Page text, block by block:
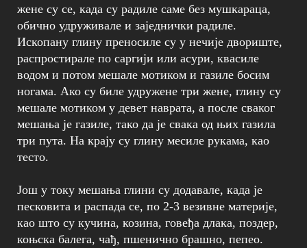
жене су се, када су радиле саме без мушкараца,
обично удруживале и заједнички радиле.
Ископану глину преносиле су у нечије двориште,
распростирале по саргији или асури, квасиле
водом и потом мешале мотиком и газиле босим
ногама. Ако су биле удружене три жене, глину су
мешале мотиком у девет наврата, а после сваког
мешања је газиле, тако да је свака од њих газила
три пута. На крају су глину месиле рукама, као
тесто.
Још у току мешања глини су додавале, када је
песковита и распада се, по 2-3 везивне материје,
као што су кучина, козина, говеђа длака, поздер,
коњска балега, чађ, пшенично брашно, пепео.